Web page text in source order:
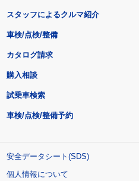
スタッフによるクルマ紹介
車検/点検/整備
カタログ請求
購入相談
試乗車検索
車検/点検/整備予約
安全データシート(SDS)
個人情報について